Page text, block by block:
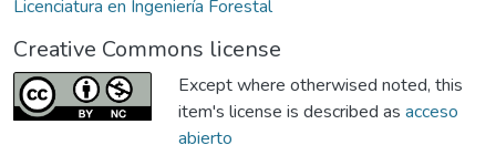
Licenciatura en Ingeniería Forestal
Creative Commons license
Except where otherwised noted, this
item's license is described as acceso
abierto